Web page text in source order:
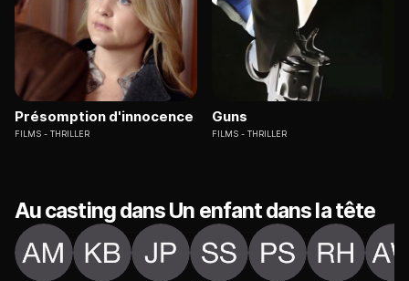
Présomption d'innocence
FILMS THRILLER
Guns
FILMS THRILLER
Au casting dans Un enfant dans la tête